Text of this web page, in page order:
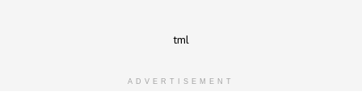
tml
ADVERTISEMENT